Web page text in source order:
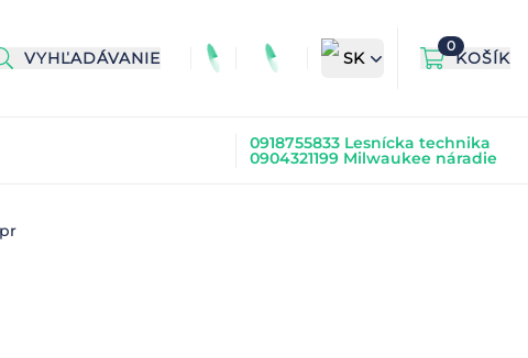
VYHĽADÁVANIE SK
0
KOŠÍK
0918755833 Lesnícka technika
0904321199 Milwaukee náradie